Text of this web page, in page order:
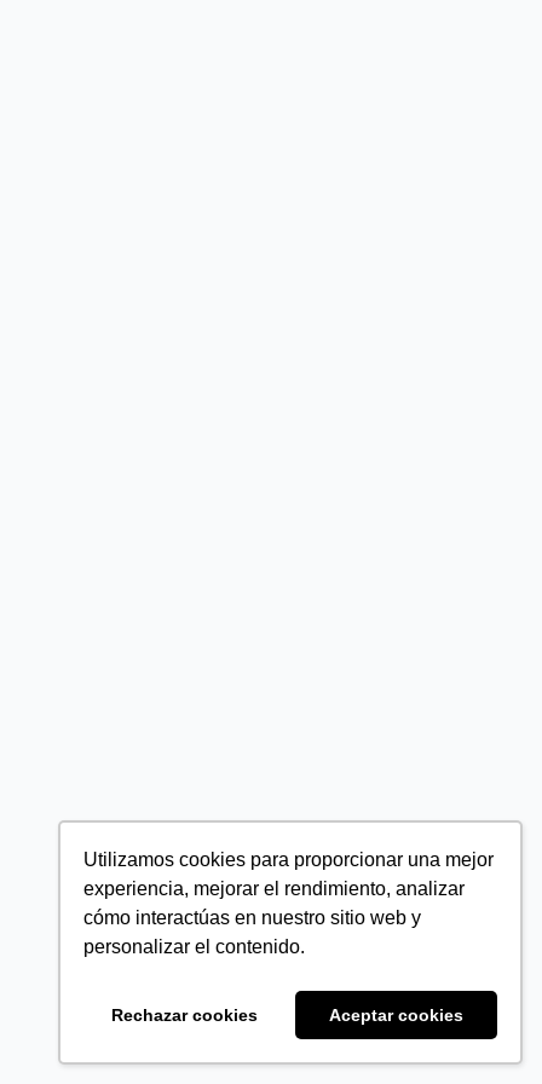
Utilizamos cookies para proporcionar una mejor
experiencia, mejorar el rendimiento, analizar
cómo interactúas en nuestro sitio web y
personalizar el contenido.
Rechazar cookies Aceptar cookies